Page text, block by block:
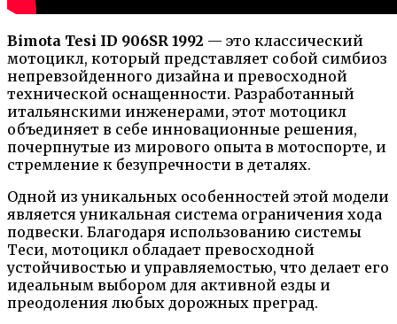
Bimota Tesi ID 906SR 1992 — это классический
мотоцикл, который представляет собой симбиоз
непревзойденного дизайна и превосходной
технической оснащенности. Разработанный
итальянскими инженерами, этот мотоцикл
объединяет в себе инновационные решения,
почерпнутые из мирового опыта в мотоспорте, и
стремление к безупречности в деталях.
Одной из уникальных особенностей этой модели
является уникальная система ограничения хода
подвески. Благодаря использованию системы
Теси, мотоцикл обладает превосходной
устойчивостью и управляемостью, что делает его
идеальным выбором для активной езды и
преодоления любых дорожных преград.